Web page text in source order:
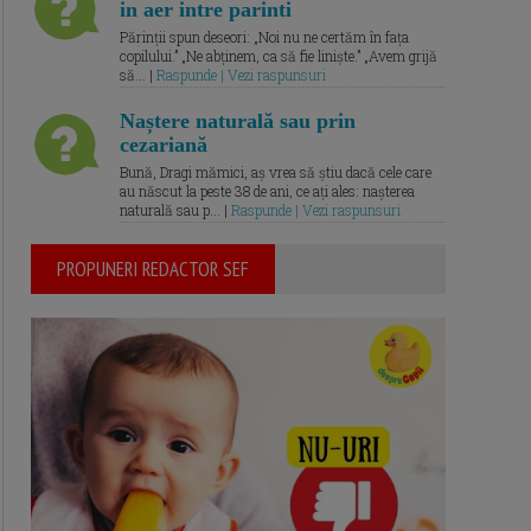
in aer intre parinti
Părinții spun deseori: „Noi nu ne certăm în fața
copilului.” „Ne abținem, ca să fie liniște.” „Avem grijă
să... | Raspunde | Vezi raspunsuri
Naștere naturală sau prin
cezariană
Bună, Dragi mămici, aș vrea să știu dacă cele care
au născut la peste 38 de ani, ce ați ales: nașterea
naturală sau p... | Raspunde | Vezi raspunsuri
PROPUNERI REDACTOR SEF